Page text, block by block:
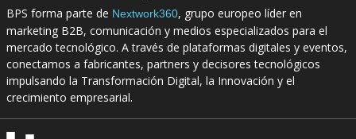
BPS forma parte de Nextwork360, grupo europeo líder en
marketing B2B, comunicación y medios especializados para el
mercado tecnológico. A través de plataformas digitales y eventos,
conectamos a fabricantes, partners y decisores tecnológicos
impulsando la Transformación Digital, la Innovación y el
crecimiento empresarial.